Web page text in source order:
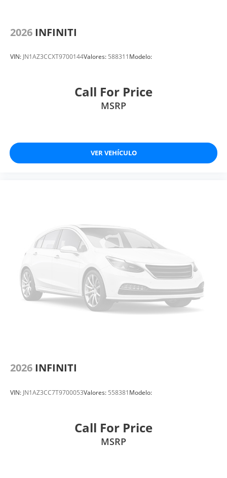
2026 INFINITI
VIN: JN1AZ3CCXT9700144Valores: 588311Modelo:
Call For Price
MSRP
VER VEHÍCULO
2026 INFINITI
VIN: JN1AZ3CC7T9700053Valores: 558381Modelo:
Call For Price
MSRP